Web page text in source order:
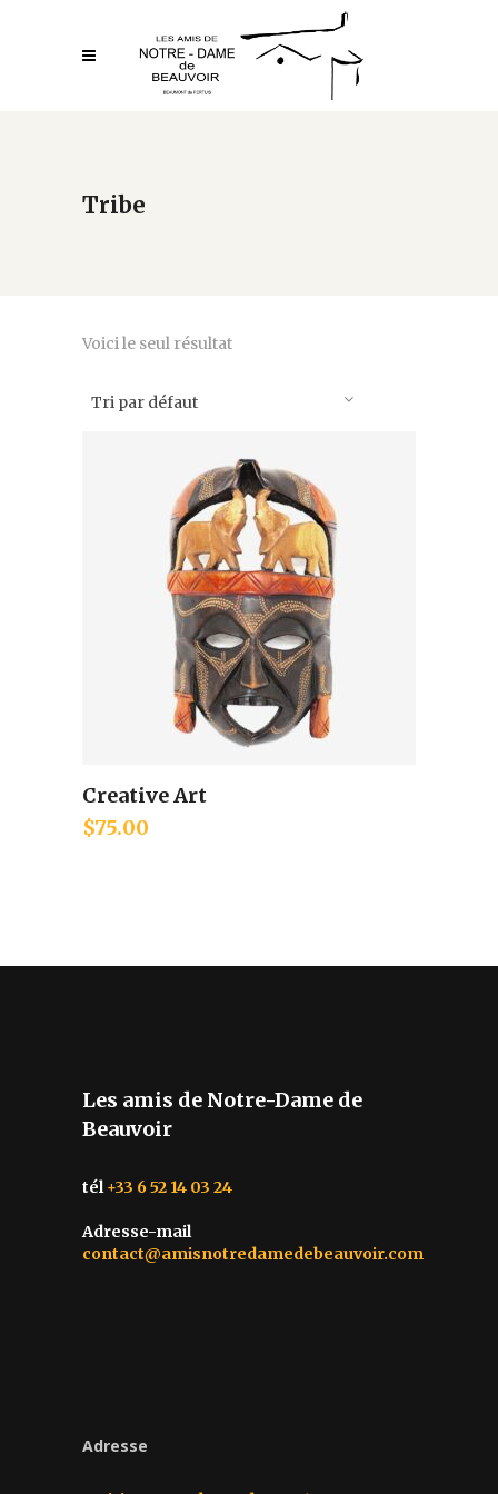
Tribe
Voici le seul résultat
Tri par défaut
Creative Art
$75.00
Les amis de Notre-Dame de
Beauvoir
tél+33 6 52 14 03 24
Adresse-mail
contact@amisnotredamedebeauvoir.com
Adresse